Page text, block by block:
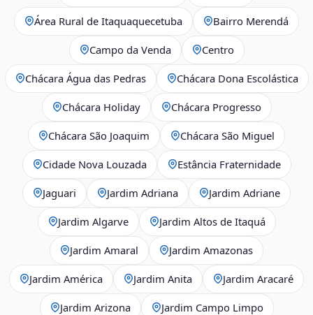
Área Rural de Itaquaquecetuba Bairro Merendá
Campo da Venda Centro
Chácara Água das Pedras Chácara Dona Escolástica
Chácara Holiday Chácara Progresso
Chácara São Joaquim Chácara São Miguel
Cidade Nova Louzada Estância Fraternidade
Jaguari Jardim Adriana Jardim Adriane
Jardim Algarve Jardim Altos de Itaquá
Jardim Amaral Jardim Amazonas
Jardim América Jardim Anita Jardim Aracaré
Jardim Arizona Jardim Campo Limpo